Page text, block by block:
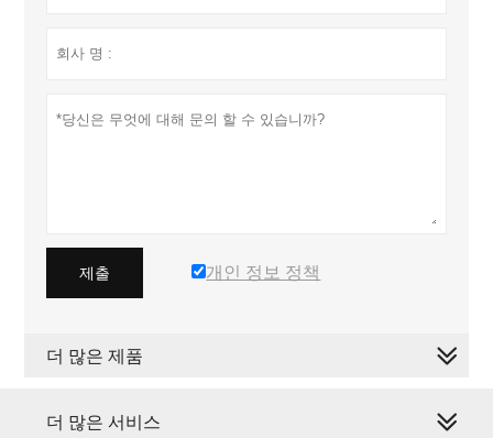
제출 개인 정보 정책
더 많은 제품
더 많은 서비스